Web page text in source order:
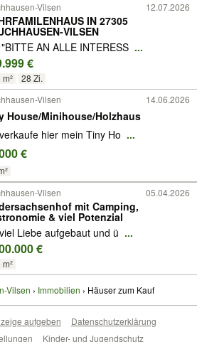
Vilsen 12.07.2026
IN 27305
VILSEN
AN ALLE INTERESS ...
€
28 Zi.
Vilsen 14.06.2026
House/Minihouse/Holzhaus
hier mein Tiny Ho ...
€
Vilsen 05.04.2026
mit Camping,
& viel Potenzial
Liebe aufgebaut und ü ...
€
Vilsen Immobilien Häuser zum Kauf
aufgeben
Datenschutzerklärung
Kinder- und Jugendschutz